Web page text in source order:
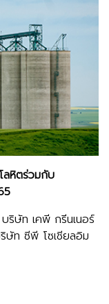
ลหิตร่วมกับ
ริษัท เคพี กรีนเนอร์
ท ซีพี โซเชียลอิม